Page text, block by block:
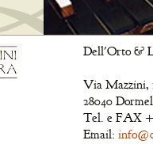
Dell'Orto &
Via Mazzini,
28040
Tel. e FAX
Email: